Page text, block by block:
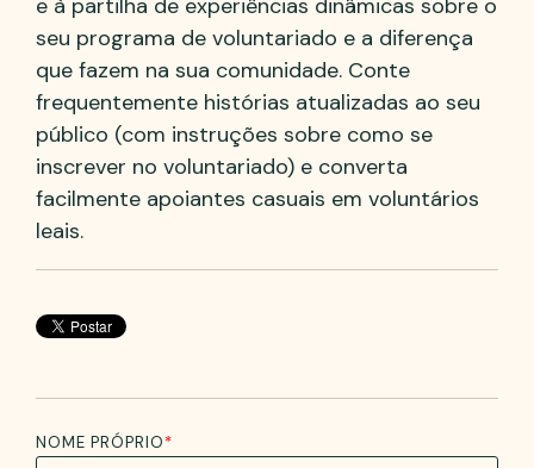
seu programa de voluntariado e a diferença
que fazem na sua comunidade. Conte
frequentemente histórias atualizadas ao seu
público (com instruções sobre como se
inscrever no voluntariado) e converta
facilmente apoiantes casuais em voluntários
leais.
NOME PRÓPRIO*